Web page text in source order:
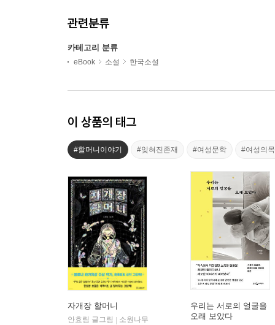
관련분류
카테고리 분류
eBook 소설 한국소설
이 상품의 태그
#할머니이야기 #잊혀진존재 #여성문학 #여성의
자개장 할머니
안효림 글그림
소원나무
우리는 서로의 얼굴을
오래 보았다